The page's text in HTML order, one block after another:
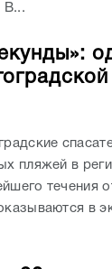
В...
пляжей в
течения
в